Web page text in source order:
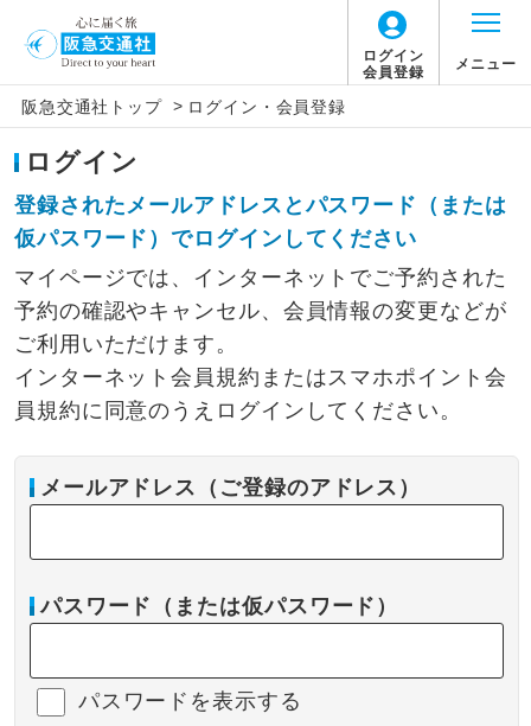
ログイン
会員登録
メニュー
阪急交通社トップ > ログイン・会員登録
ログイン
登録されたメールアドレスとパスワード（または
仮パスワード）でログインしてください
マイページでは、インターネットでご予約された
予約の確認やキャンセル、会員情報の変更などが
ご利用いただけます。
インターネット会員規約またはスマホポイント会
員規約に同意のうえログインしてください。
メールアドレス（ご登録のアドレス）
パスワード（または仮パスワード）
パスワードを表示する